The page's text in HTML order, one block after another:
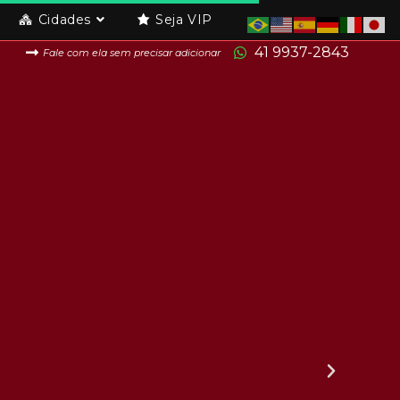
Cidades Seja VIP
Fale com ela sem precisar adicionar 41 9937-2843